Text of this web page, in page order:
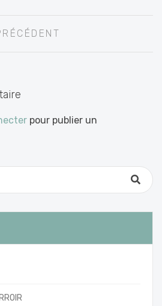
pour publier un